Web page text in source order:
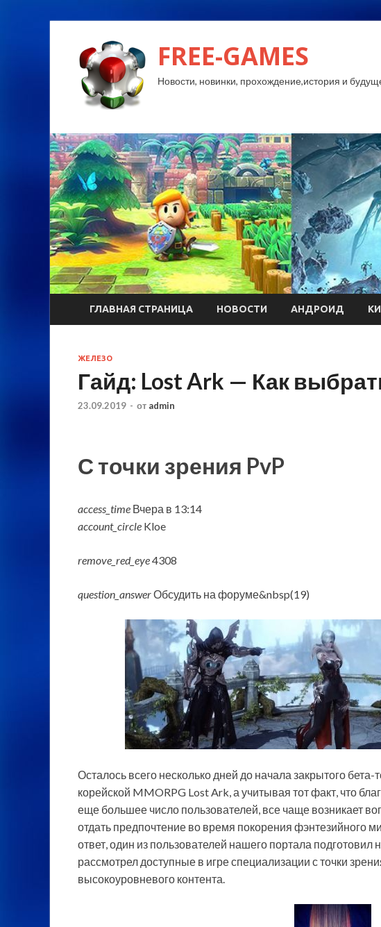
FREE-GAMES
Новости, новинки, прохождение,история и
ГЛАВНАЯ СТРАНИЦА НОВОСТИ АНДРОИД
ЖЕЛЕЗО
Гайд: Lost Ark — Как
23.09.2019 - от admin
С точки зрения PvP
access_time Вчера в 13:14
account_circle Kloe
remove_red_eye4308
question_answerОбсудить на форуме&nbsp(19)
Осталось всего несколько дней до начала закрытого
корейской MMORPG Lost Ark, а учитывая тот факт, что
еще большее число пользователей, все чаще возникает
отдать предпочтение во время покорения фэнтезийного
ответ, один из пользователей нашего портала подготовил
рассмотрел доступные в игре специализации с точки
высокоуровневого контента.